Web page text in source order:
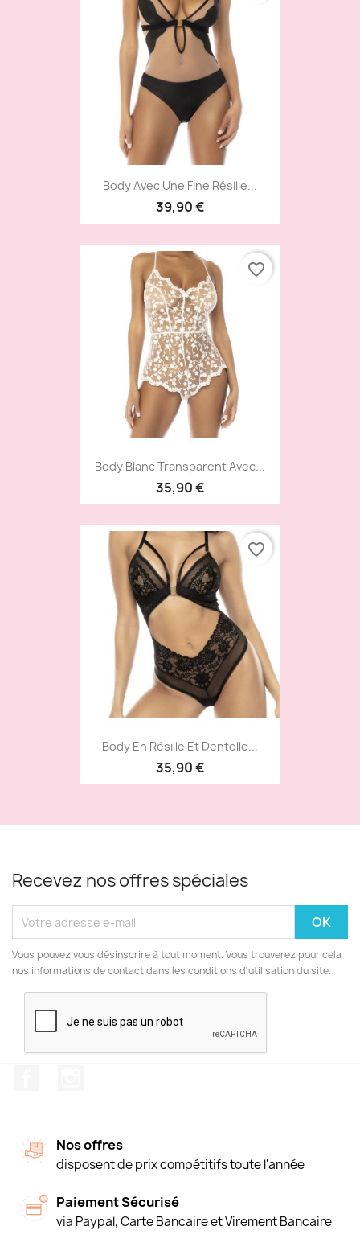
Body Avec Une Fine Résille...
39,90 €
Body Blanc Transparent Avec...
35,90 €
favorite_border
Body En Résille Et Dentelle...
35,90 €
favorite_border
Recevez nos offres spéciales
Vous pouvez vous désinscrire à tout moment. Vous trouverez pour cela
nos informations de contact dans les conditions d'utilisation du site.
Nos offres
disposent de prix compétitifs toute l'année
Paiement Sécurisé
via Paypal, Carte Bancaire et Virement Bancaire